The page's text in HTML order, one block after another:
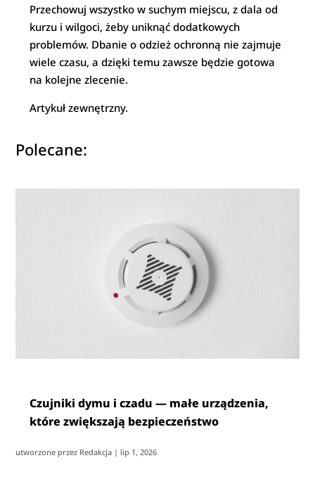
Przechowuj wszystko w suchym miejscu, z dala od
kurzu i wilgoci, żeby uniknąć dodatkowych
problemów. Dbanie o odzież ochronną nie zajmuje
wiele czasu, a dzięki temu zawsze będzie gotowa
na kolejne zlecenie.
Artykuł zewnętrzny.
Polecane:
Czujniki dymu i czadu — małe urządzenia,
które zwiększają bezpieczeństwo
utworzone przez Redakcja | lip 1, 2026